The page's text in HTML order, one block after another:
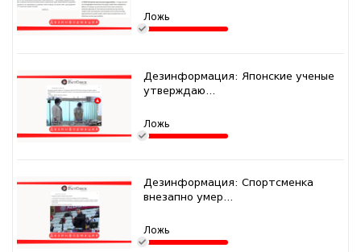
Ложь
Дезинформация: Японские ученые
утверждаю...
Ложь
Дезинформация: Спортсменка
внезапно умер...
Ложь